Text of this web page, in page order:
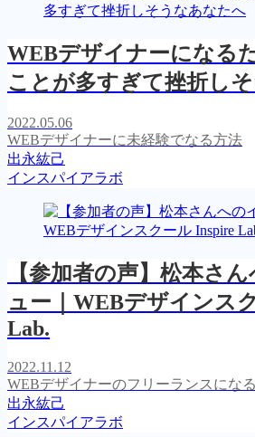
WEBデザイナーになる
ことが多すぎて挫折し
2022.05.06
WEBデザイナーに未経験でなる方法
出永紘己
インスパイアラボ
【参加者の声】松本さ
ュー｜WEBデザインス
Lab.
2022.11.12
WEBデザイナーのフリーランスにな
出永紘己
インスパイアラボ